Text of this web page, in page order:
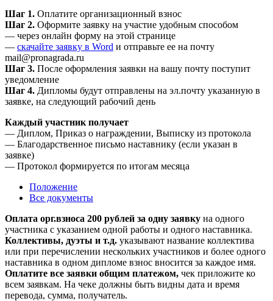
Шаг 1. Оплатите организационный взнос
Шаг 2. Оформите заявку на участие удобным способом
— через онлайн форму на этой странице
— скачайте заявку в Word и отправьте ее на почту
mail@pronagrada.ru
Шаг 3. После оформления заявки на вашу почту поступит
уведомление
Шаг 4. Дипломы будут отправлены на эл.почту указанную в
заявке, на следующий рабочий день
Каждый участник получает
— Диплом, Приказ о награждении, Выписку из протокола
— Благодарственное письмо наставнику (если указан в
заявке)
— Протокол формируется по итогам месяца
Положение
Все документы
Оплата орг.взноса 200 рублей за одну заявку на одного
участника с указанием одной работы и одного наставника.
Коллективы, дуэты и т.д. указывают название коллектива
или при перечислении нескольких участников и более одного
наставника в одном дипломе взнос вносится за каждое имя.
Оплатите все заявки общим платежом, чек приложите ко
всем заявкам. На чеке должны быть видны дата и время
перевода, сумма, получатель.